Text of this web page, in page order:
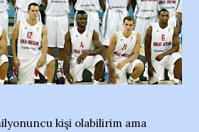
kişi olabilirim ama